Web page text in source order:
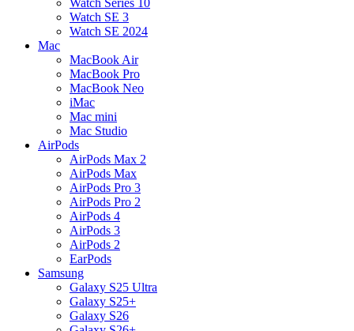
Watch Series 10
Watch SE 3
Watch SE 2024
Mac
MacBook Air
MacBook Pro
MacBook Neo
iMac
Mac mini
Mac Studio
AirPods
AirPods Max 2
AirPods Max
AirPods Pro 3
AirPods Pro 2
AirPods 4
AirPods 3
AirPods 2
EarPods
Samsung
Galaxy S25 Ultra
Galaxy S25+
Galaxy S26